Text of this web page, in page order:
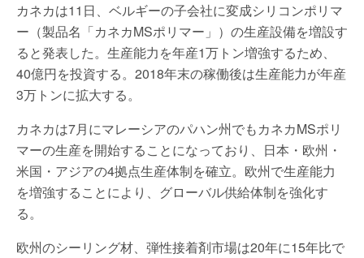
カネカは11日、ベルギーの子会社に変成シリコンポリマ
ー（製品名「カネカMSポリマー」）の生産設備を増設す
ると発表した。生産能力を年産1万トン増強するため、
40億円を投資する。2018年末の稼働後は生産能力が年産
3万トンに拡大する。
カネカは7月にマレーシアのパハン州でもカネカMSポリ
マーの生産を開始することになっており、日本・欧州・
米国・アジアの4拠点生産体制を確立。欧州で生産能力
を増強することにより、グローバル供給体制を強化す
る。
欧州のシーリング材、弾性接着剤市場は20年に15年比で